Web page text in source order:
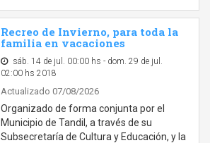
Recreo de Invierno, para toda la
familia en vacaciones
sáb. 14 de jul. 00:00 hs - dom. 29 de jul.
02:00 hs 2018
Actualizado 07/08/2026
Organizado de forma conjunta por el
Municipio de Tandil, a través de su
Subsecretaría de Cultura y Educación, y la